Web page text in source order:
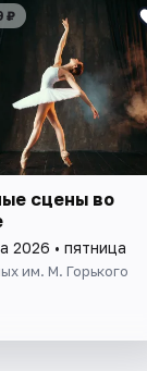
₽
сцены во
2026 • пятница
им. М. Горького